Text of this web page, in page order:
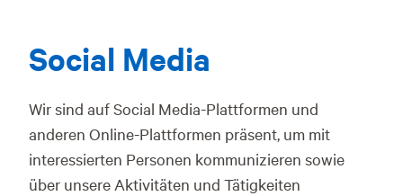
Social Media
Wir sind auf Social Media-Plattformen und
anderen Online-Plattformen präsent, um mit
interessierten Personen kommunizieren sowie
über unsere Aktivitäten und Tätigkeiten